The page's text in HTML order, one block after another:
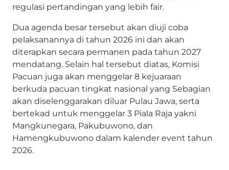
regulasi pertandingan yang lebih fair.
Dua agenda besar tersebut akan diuji coba
pelaksanannya di tahun 2026 ini dan akan
diterapkan secara permanen pada tahun 2027
mendatang. Selain hal tersebut diatas, Komisi
Pacuan juga akan menggelar 8 kejuaraan
berkuda pacuan tingkat nasional yang Sebagian
akan diselenggarakan diluar Pulau Jawa, serta
bertekad untuk menggelar 3 Piala Raja yakni
Mangkunegara, Pakubuwono, dan
Hamengkubuwono dalam kalender event tahun
2026.